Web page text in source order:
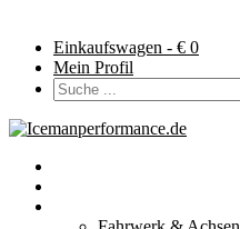
Einkaufswagen - € 0
Mein Profil